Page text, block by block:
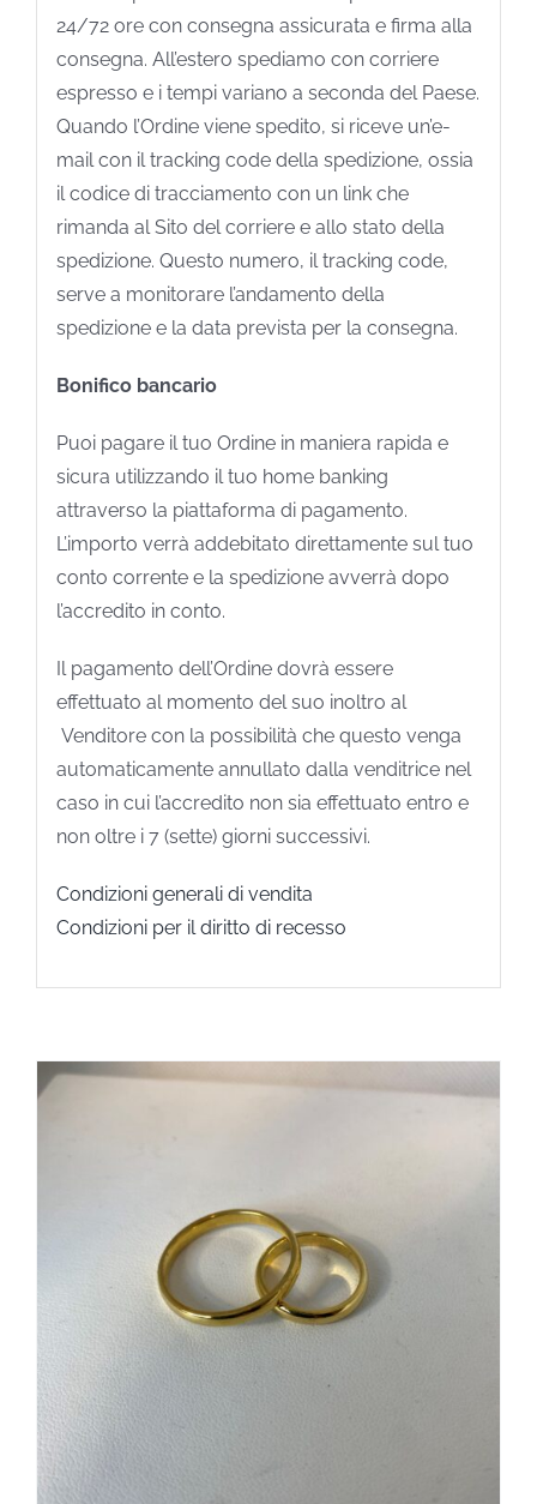
24/72 ore con consegna assicurata e firma alla
consegna. All’estero spediamo con corriere
espresso e i tempi variano a seconda del Paese.
Quando l’Ordine viene spedito, si riceve un’e-
mail con il tracking code della spedizione, ossia
il codice di tracciamento con un link che
rimanda al Sito del corriere e allo stato della
spedizione. Questo numero, il tracking code,
serve a monitorare l’andamento della
spedizione e la data prevista per la consegna.
Bonifico bancario
Puoi pagare il tuo Ordine in maniera rapida e
sicura utilizzando il tuo home banking
attraverso la piattaforma di pagamento.
L’importo verrà addebitato direttamente sul tuo
conto corrente e la spedizione avverrà dopo
l’accredito in conto.
Il pagamento dell’Ordine dovrà essere
effettuato al momento del suo inoltro al
Venditore con la possibilità che questo venga
automaticamente annullato dalla venditrice nel
caso in cui l’accredito non sia effettuato entro e
non oltre i 7 (sette) giorni successivi.
Condizioni generali di vendita
Condizioni per il diritto di recesso